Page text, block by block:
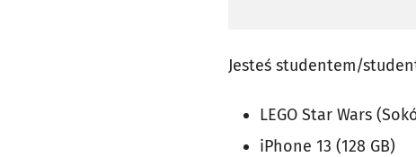
Jesteś studentem/
LEGO Star Wars
iPhone 13 (128 GB)